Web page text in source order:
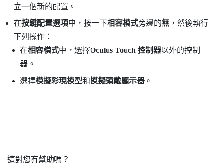
立一個新的配置。
在按鍵配置選項中，按一下相容模式旁邊的無，然後執行
下列操作：
在相容模式中，選擇Oculus Touch 控制器以外的控制
器。
選擇模擬彩現模型和模擬頭戴顯示器。
這對您有幫助嗎？